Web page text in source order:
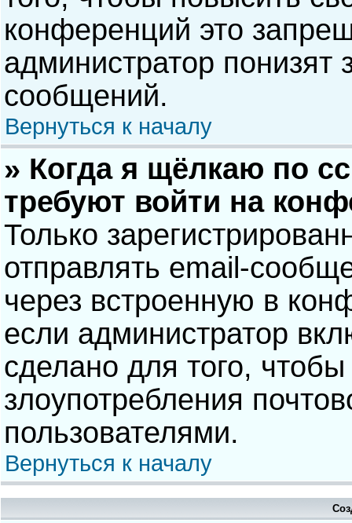
конференций это
администратор понизят
сообщений.
Вернуться к началу
» Когда я щёлкаю по
требуют войти на
Только
отправлять email-
через встроенную в
если администратор
сделано для того, чтобы
злоупотребления
пользователями.
Вернуться к началу